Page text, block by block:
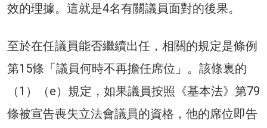
效的理據。這就是4名有關議員面對的後果。
至於在任議員能否繼續出任，相關的規定是條例
第15條「議員何時不再擔任席位」。該條裏的
（1）（e）規定，如果議員按照《基本法》第79
條被宣告喪失立法會議員的資格，他的席位即告